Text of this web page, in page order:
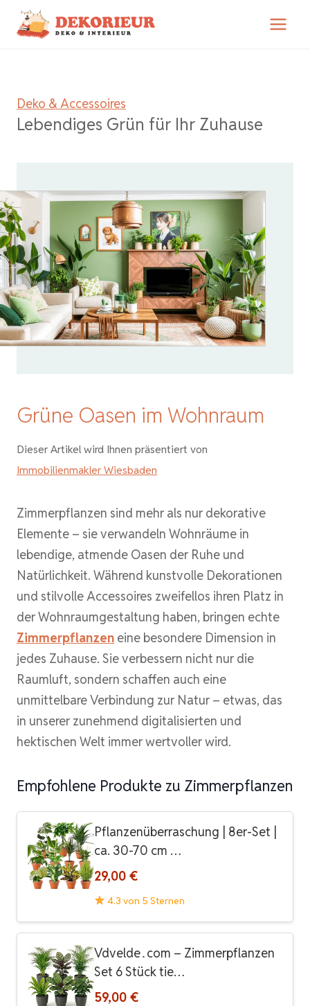
Zum
Inhalt
Deko & Accessoires
Lebendiges Grün für Ihr Zuhause
Grüne Oasen im Wohnraum
Dieser Artikel wird Ihnen präsentiert von
Immobilienmakler Wiesbaden
Zimmerpflanzen sind mehr als nur dekorative
Elemente – sie verwandeln Wohnräume in
lebendige, atmende Oasen der Ruhe und
Natürlichkeit. Während kunstvolle Dekorationen
und stilvolle Accessoires zweifellos ihren Platz in
der Wohnraumgestaltung haben, bringen echte
Zimmerpflanzen eine besondere Dimension in
jedes Zuhause. Sie verbessern nicht nur die
Raumluft, sondern schaffen auch eine
unmittelbare Verbindung zur Natur – etwas, das
in unserer zunehmend digitalisierten und
hektischen Welt immer wertvoller wird.
Empfohlene Produkte zu Zimmerpflanzen
Pflanzenüberraschung | 8er-Set |
ca. 30-70 cm …
29,00 €
4.3 von 5 Sternen
Vdvelde․com – Zimmerpflanzen
Set 6 Stück tie…
59,00 €